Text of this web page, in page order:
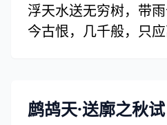
浮天水送无穷树，带雨
今古恨，几千般，只
鹧鸪天·送廓之秋试